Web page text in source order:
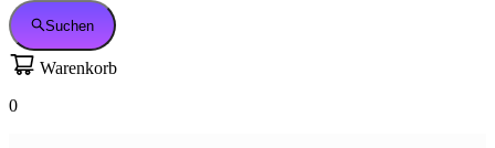
Suchen
Warenkorb
0